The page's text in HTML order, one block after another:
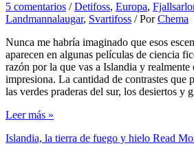
5 comentarios /Detifoss, Europa,
Landmannalaugar, Svartifoss / PorChema
Nunca me habría imaginado que esos
aparecen en algunas películas de ciencia
razón por la que vas a Islandia y realmente
impresiona. La cantidad de contrastes que
las verdes praderas del sur, los desiertos y
Leer más »
Islandia, la tierra de fuego y hielo Read